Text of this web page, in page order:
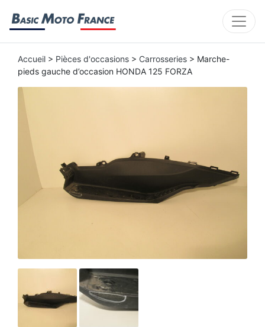
Accueil > Pièces d'occasions > Carrosseries > Marche-
pieds gauche d’occasion HONDA 125 FORZA